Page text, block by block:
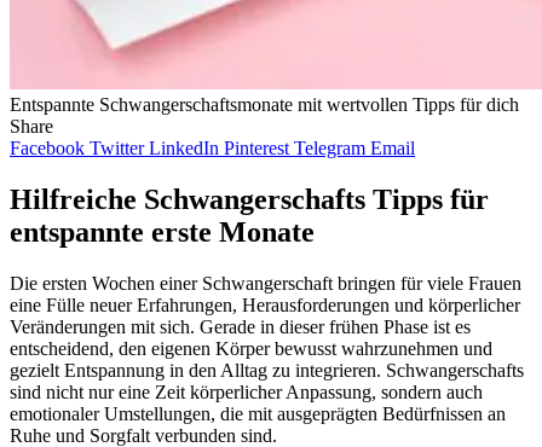
Entspannte Schwangerschaftsmonate mit wertvollen Tipps für dich
Share
Facebook Twitter LinkedIn Pinterest Telegram Email
Hilfreiche Schwangerschafts Tipps für
entspannte erste Monate
Die ersten Wochen einer Schwangerschaft bringen für viele Frauen
eine Fülle neuer Erfahrungen, Herausforderungen und körperlicher
Veränderungen mit sich. Gerade in dieser frühen Phase ist es
entscheidend, den eigenen Körper bewusst wahrzunehmen und
gezielt Entspannung in den Alltag zu integrieren. Schwangerschafts
sind nicht nur eine Zeit körperlicher Anpassung, sondern auch
emotionaler Umstellungen, die mit ausgeprägten Bedürfnissen an
Ruhe und Sorgfalt verbunden sind.